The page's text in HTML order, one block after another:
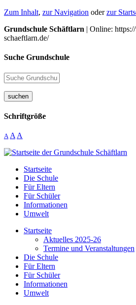
Zum Inhalt, zur Navigation oderzur
Grundschule Schäftlarn | Online:
schaeftlarn.de/
Suche Grundschule
suchen
Schriftgröße
A A A
Startseite
Die Schule
Für Eltern
Für Schüler
Informationen
Umwelt
Startseite
Aktuelles 2025-26
Termine und Veranstaltungen
Die Schule
Für Eltern
Für Schüler
Informationen
Umwelt